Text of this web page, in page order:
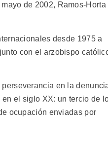
de 2002, Ramos-Horta
desde 1975 a
con el arzobispo
en la
el siglo XX: un tercio de
ocupación enviadas por